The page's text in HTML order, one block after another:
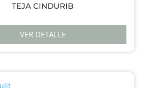
TEJA CINDURIB
VER DETALLE